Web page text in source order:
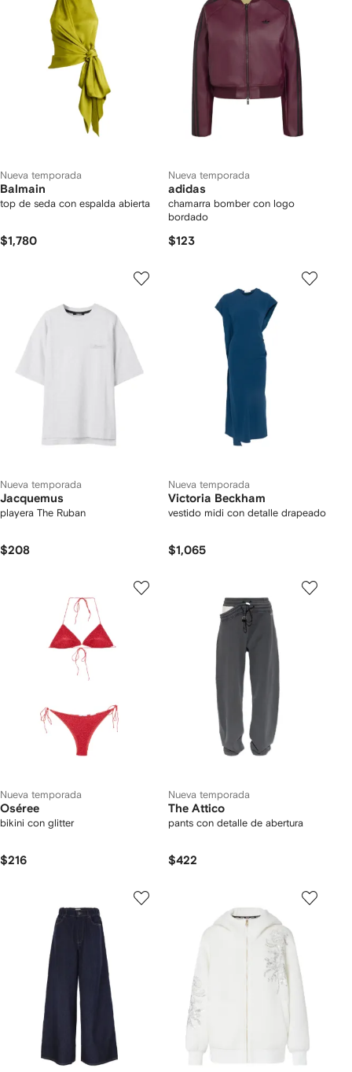
Nueva temporada
Balmain
top de seda con espalda abierta
$1,780
Nueva temporada
adidas
chamarra bomber con logo
bordado
$123
Nueva temporada
Jacquemus
playera The Ruban
$208
Nueva temporada
Victoria Beckham
vestido midi con detalle drapeado
$1,065
Nueva temporada
Oséree
bikini con glitter
$216
Nueva temporada
The Attico
pants con detalle de abertura
$422